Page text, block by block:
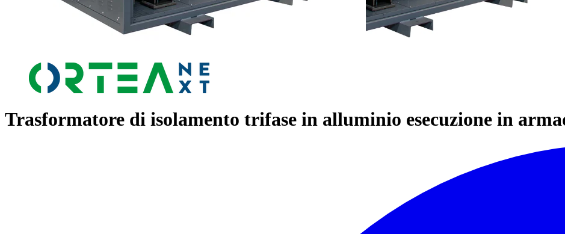
Trasformatore di isolamento trifase in alluminio esecuzione in